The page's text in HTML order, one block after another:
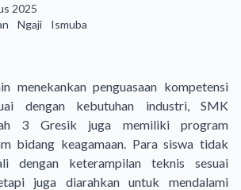
2025
Ngaji
Ismuba
menekankan penguasaan kompetensi
dengan kebutuhan industri, SMK
3 Gresik juga memiliki program
bidang keagamaan. Para siswa tidak
dengan keterampilan teknis sesuai
juga diarahkan untuk mendalami